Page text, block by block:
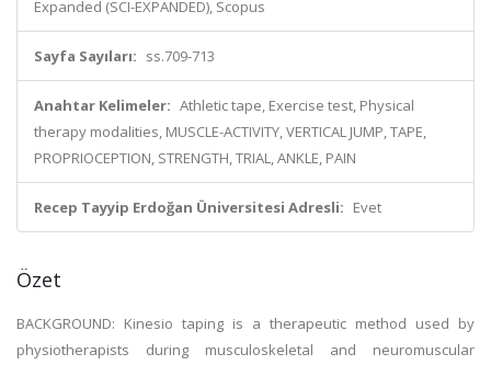
Expanded (SCI-EXPANDED), Scopus
Sayfa Sayıları: ss.709-713
Anahtar Kelimeler: Athletic tape, Exercise test, Physical
therapy modalities, MUSCLE-ACTIVITY, VERTICAL JUMP, TAPE,
PROPRIOCEPTION, STRENGTH, TRIAL, ANKLE, PAIN
Recep Tayyip Erdoğan Üniversitesi Adresli: Evet
Özet
BACKGROUND: Kinesio taping is a therapeutic method used by
physiotherapists during musculoskeletal and neuromuscular